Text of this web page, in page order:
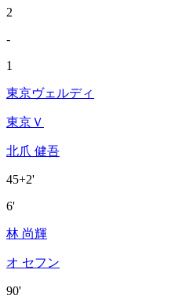
2
-
1
東京ヴェルディ
東京Ｖ
北爪 健吾
45+2'
6'
林 尚輝
オ セフン
90'